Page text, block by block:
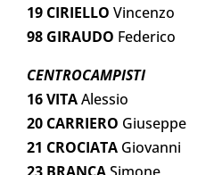
19 CIRIELLO Vincenzo
98 GIRAUDO Federico
CENTROCAMPISTI
16 VITAAlessio
20 CARRIERO Giuseppe
21 CROCIATA Giovanni